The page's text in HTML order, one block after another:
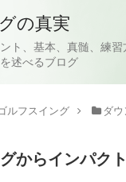
の真実
ト、基本、真髄、練
述べるブログ
ルフスイング
ダ
からインパクト